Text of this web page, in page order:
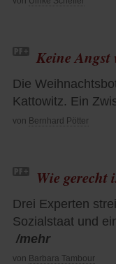
Keine Angst
Die
Kattowitz. Ein
von Bernhard Pötter
Wie gerecht
Drei Experten
Sozialstaat und
/mehr
von Barbara Tambour